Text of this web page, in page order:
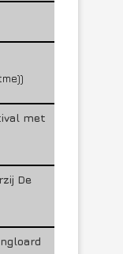
met
De